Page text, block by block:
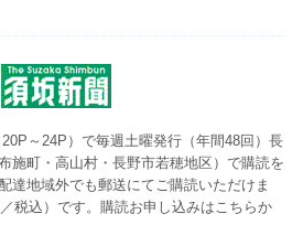
～24P）で毎週土曜発行（年間48回）長
施町・高山村・長野市若穂地区）で購読を
達地域外でも郵送にてご購読いただけま
税込）です。 購読お申し込みはこちらか